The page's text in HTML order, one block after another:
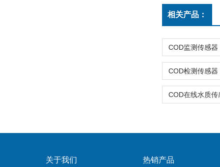
相关产品：
关于我们 热销产品